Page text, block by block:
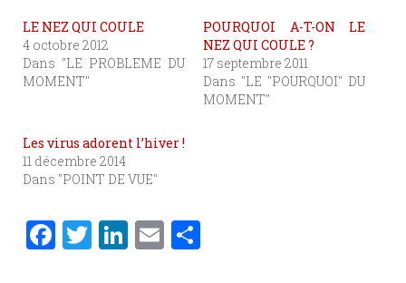
LE NEZ QUI COULE
4 octobre 2012
Dans "LE PROBLEME DU
MOMENT"
POURQUOI A-T-ON LE
NEZ QUI COULE ?
17 septembre 2011
Dans "LE "POURQUOI" DU
MOMENT"
Les virus adorent l’hiver !
11 décembre 2014
Dans "POINT DE VUE"
F T Li E